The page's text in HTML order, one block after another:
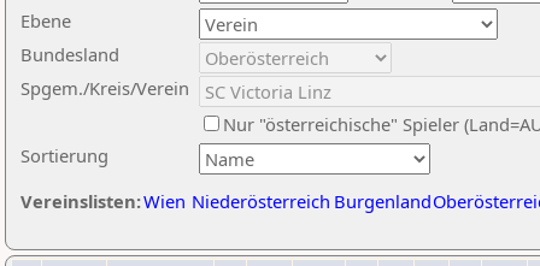
Ebene
Sortierung
Bundesland
Spgem./Kreis/Verein
Nur "österreichische" Spieler
Vereinslisten:Wien Niederösterreich Burgenland